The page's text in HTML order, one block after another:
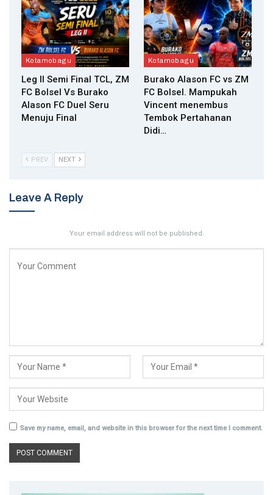
Kotamobagu
Leg II Semi Final TCL, ZM
FC Bolsel Vs Burako
Alason FC Duel Seru
Menuju Final
Kotamobagu
Burako Alason FC vs ZM
FC Bolsel. Mampukah
Vincent menembus
Tembok Pertahanan
Didi…
PREV NEXT
Leave A Reply
Your email address will not be published.
Save my name, email, and website in this browser for the next time I comment.